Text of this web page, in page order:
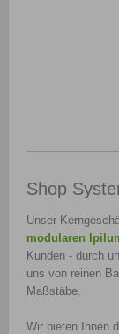
Shop
Unser
modularen
Kunden - durch
uns von reinen
Maßstäbe.
Wir bieten Ihnen